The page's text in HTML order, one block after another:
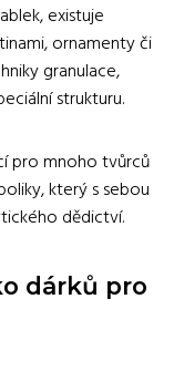
existuje
ornamenty či
granulace,
strukturu.
pro mnoho tvůrců
který s sebou
dědictví.
dárků pro